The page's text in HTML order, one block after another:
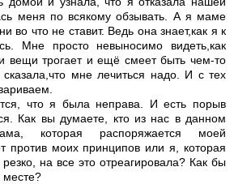
меня по всякому обзывать. А я маме
во что не ставит. Ведь она знает,как я к
Мне просто невыносимо видеть,как
вещи трогает и ещё смеет быть чем-то
мне лечиться надо. И с тех
что я была неправа. И есть порыв
Как вы думаете, кто из нас в данном
которая распоряжается моей
против моих принципов или я, которая
на все это отреагировала? Как бы